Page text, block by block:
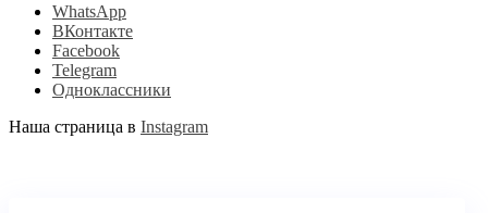
WhatsApp
ВКонтакте
Facebook
Telegram
Одноклассники
Наша страница в Instagram